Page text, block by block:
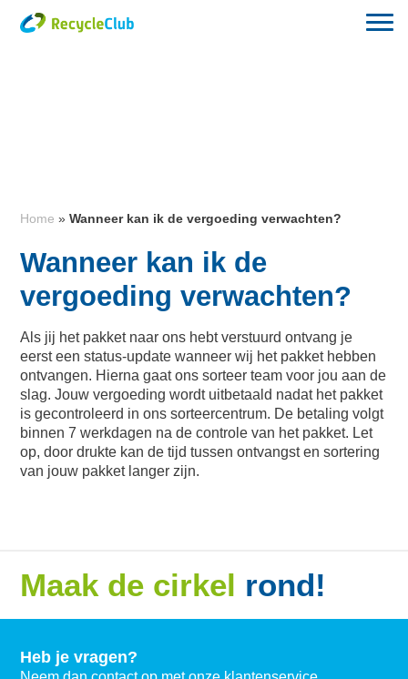
Home »Wanneer kan ik de vergoeding verwachten?
Wanneer kan ik de
vergoeding verwachten?
Als jij het pakket naar ons hebt verstuurd ontvang je
eerst een status-update wanneer wij het pakket hebben
ontvangen. Hierna gaat ons sorteer team voor jou aan de
slag. Jouw vergoeding wordt uitbetaald nadat het pakket
is gecontroleerd in ons sorteercentrum. De betaling volgt
binnen 7 werkdagen na de controle van het pakket. Let
op, door drukte kan de tijd tussen ontvangst en sortering
van jouw pakket langer zijn.
Maak de cirkel rond!
Heb je vragen?